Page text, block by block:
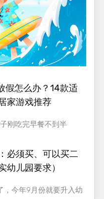
假怎么办？14款适
家游戏推荐
刚吃完早餐不到半
必须买、可以买二
幼儿园要求）
，今年9月份就要升入幼